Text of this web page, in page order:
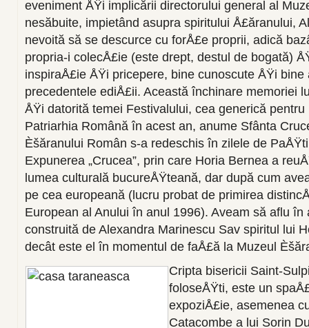
eveniment ÅŸi implicării directorului general al
nesăbuite, impietând asupra spiritului Å£ăranului,
nevoită să se descurce cu forÅ£e proprii, adică
propria-i colecÅ£ie (este drept, destul de bogată)
inspiraÅ£ie ÅŸi pricepere, bine cunoscute ÅŸi
precedentele ediÅ£ii. Această închinare memoriei
ÅŸi datorită temei Festivalului, cea generică
Patriarhia Română în acest an, anume Sfânta
Èšăranului Român s-a redeschis în zilele de
Expunerea „Crucea”, prin care Horia Bernea a
lumea culturală bucureÅŸteană, dar după cum
pe cea europeană (lucru probat de primirea
European al Anului în anul 1996). Aveam să aflu în
construită de Alexandra Marinescu Sav spiritul lui
decât este el în momentul de faÅ£ă la Muzeul
Cripta bisericii Saint-
foloseÅŸti, este un
expoziÅ£ie, asemenea
Catacombe a lui Sorin